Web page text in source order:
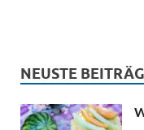
NEUSTE